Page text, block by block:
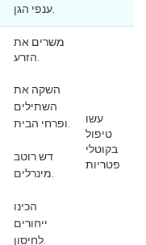
משרים את
השקה את
השתילים
דש רוטב
הכינו
ייחורים
עשו
טיפול
בקוטלי
פטריות